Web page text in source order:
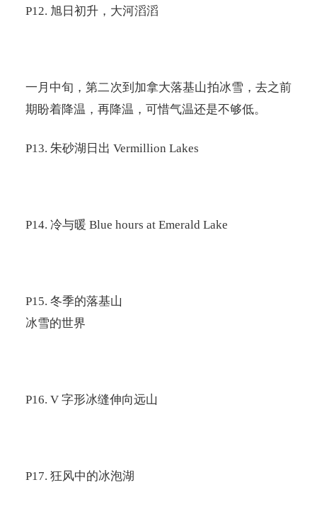
P12. 旭日初升，大河滔滔
一月中旬，第二次到加拿大落基山拍冰雪，去之前
期盼着降温，再降温，可惜气温还是不够低。
P13. 朱砂湖日出 Vermillion Lakes
P14. 冷与暖 Blue hours at Emerald Lake
P15. 冬季的落基山
冰雪的世界
P16. V 字形冰缝伸向远山
P17. 狂风中的冰泡湖